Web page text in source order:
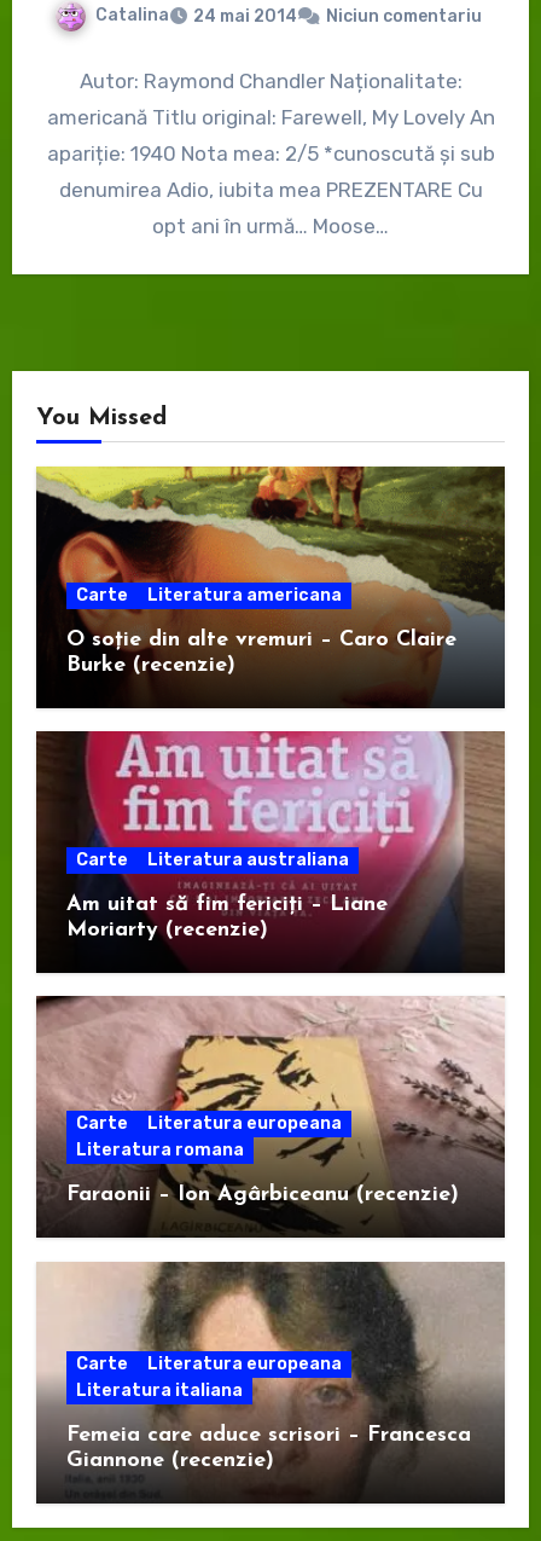
Catalina 24 mai 2014 Niciun comentariu
Autor: Raymond Chandler Naționalitate:
americană Titlu original: Farewell, My Lovely An
apariție: 1940 Nota mea: 2/5 *cunoscută și sub
denumirea Adio, iubita mea PREZENTARE Cu
opt ani în urmă… Moose…
You Missed
Carte Literatura americana
O soție din alte vremuri – Caro Claire
Burke (recenzie)
Carte Literatura australiana
Am uitat să fim fericiți – Liane
Moriarty (recenzie)
Carte
Literatura europeana
Literatura romana
Faraonii – Ion Agârbiceanu (recenzie)
Carte
Literatura europeana
Literatura italiana
Femeia care aduce scrisori – Francesca
Giannone (recenzie)